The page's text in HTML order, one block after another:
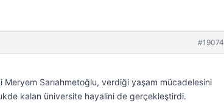
#19074
Meryem Sarıahmetoğlu, verdiği yaşam mücadelesini
kalan üniversite hayalini de gerçekleştirdi.